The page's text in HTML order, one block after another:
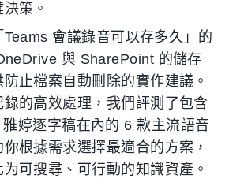
策。
會議錄音可以存多久」的
與 SharePoint 的儲存
止檔案自動刪除的實作建議。
錄的高效處理，我們評測了包含
婷逐字稿在內的 6 款主流語音
根據需求選擇最適合的方案，
可搜尋、可行動的知識資產。